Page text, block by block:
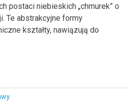
postaci niebieskich „chmurek” o
Te abstrakcyjne formy
kształty, nawiązują do